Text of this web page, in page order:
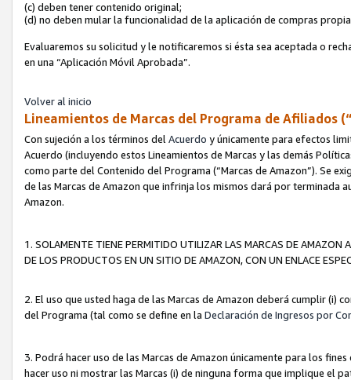
(c) deben tener contenido original;
(d) no deben mular la funcionalidad de la aplicación de compras
Evaluaremos su solicitud y le notificaremos si ésta sea aceptada o
en una “Aplicación Móvil Aprobada”.
Volver al inicio
Lineamientos de Marcas del Programa de Afiliados
Con sujeción a los términos del Acuerdo y únicamente para efectos
Acuerdo (incluyendo estos Lineamientos de Marcas y las demás
como parte del Contenido del Programa (“Marcas de Amazon”). Se
de las Marcas de Amazon que infrinja los mismos dará por terminada
Amazon.
1. SOLAMENTE TIENE PERMITIDO UTILIZAR LAS MARCAS DE
DE LOS PRODUCTOS EN UN SITIO DE AMAZON, CON UN ENLACE
2. El uso que usted haga de las Marcas de Amazon deberá cumplir (i)
del Programa (tal como se define en la Declaración de Ingresos por
3. Podrá hacer uso de las Marcas de Amazon únicamente para los
hacer uso ni mostrar las Marcas (i) de ninguna forma que implique el